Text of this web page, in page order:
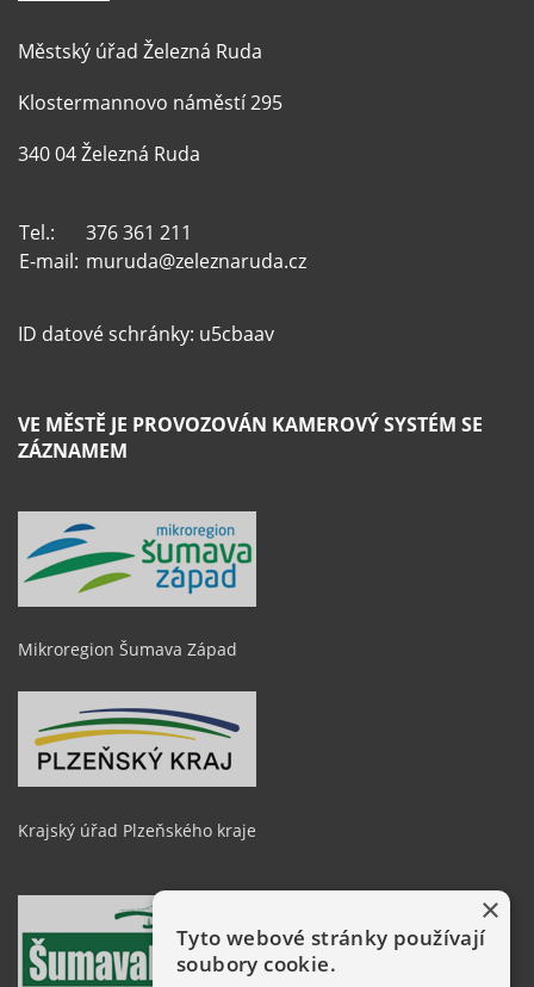
Městský úřad Železná Ruda
Klostermannovo náměstí 295
340 04 Železná Ruda
Tel.:
376 361 211
E-mail: muruda@zeleznaruda.cz
ID datové schránky: u5cbaav
VE MĚSTĚ JE PROVOZOVÁN KAMEROVÝ SYSTÉM SE
ZÁZNAMEM
Mikroregion Šumava Západ
Krajský úřad Plzeňského kraje
×
Tyto webové stránky používají
soubory cookie.